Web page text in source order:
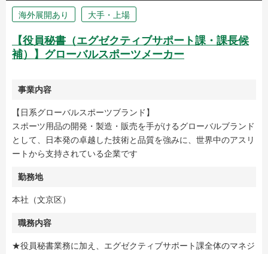
海外展開あり 大手・上場
【役員秘書（エグゼクティブサポート課・課長候
補）】グローバルスポーツメーカー
事業内容
【日系グローバルスポーツブランド】
スポーツ用品の開発・製造・販売を手がけるグローバルブランド
として、日本発の卓越した技術と品質を強みに、世界中のアスリ
ートから支持されている企業です
勤務地
本社（文京区）
職務内容
★役員秘書業務に加え、エグゼクティブサポート課全体のマネジ